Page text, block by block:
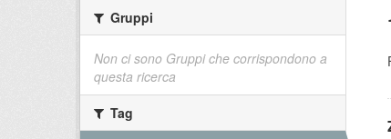
Gruppi
Non ci sono Gruppi che corrispondono a
questa ricerca
Tag